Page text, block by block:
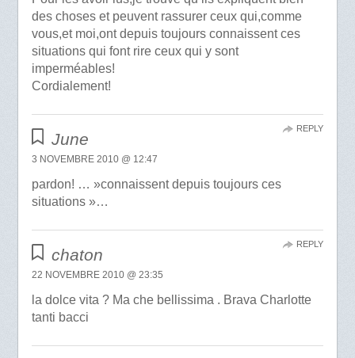
des choses et peuvent rassurer ceux qui,comme
vous,et moi,ont depuis toujours connaissent ces
situations qui font rire ceux qui y sont
imperméables!
Cordialement!
June
3 NOVEMBRE 2010 @ 12:47
pardon! … »connaissent depuis toujours ces
situations »…
REPLY
chaton
22 NOVEMBRE 2010 @ 23:35
la dolce vita ? Ma che bellissima . Brava Charlotte
tanti bacci
REPLY